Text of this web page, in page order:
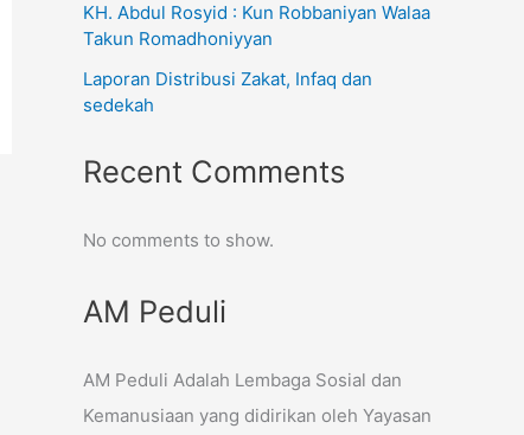
KH. Abdul Rosyid : Kun Robbaniyan Walaa
Takun Romadhoniyyan
Laporan Distribusi Zakat, Infaq dan
sedekah
Recent Comments
No comments to show.
AM Peduli
AM Peduli Adalah Lembaga Sosial dan
Kemanusiaan yang didirikan oleh Yayasan